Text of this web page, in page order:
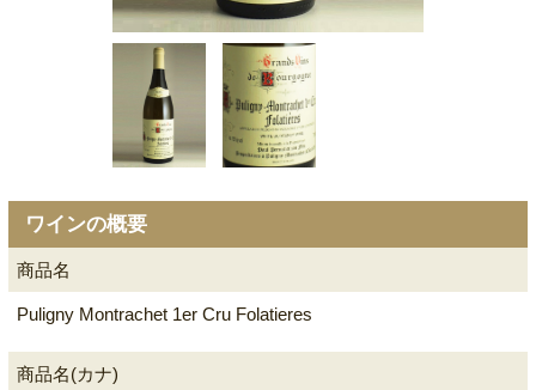
ワインの概要
商品名
Puligny Montrachet 1er Cru Folatieres
商品名(カナ)